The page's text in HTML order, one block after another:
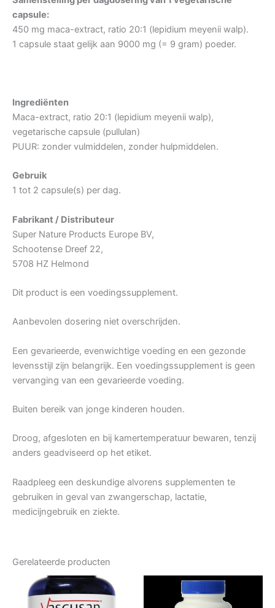
capsule:
450 mg maca-extract, ratio 20:1 (lepidium meyenii walp).
1 capsule staat gelijk aan 9000 mg (= 9 gram) poeder.
Ingrediënten
Maca-extract, ratio 20:1 (lepidium meyenii walp),
vegetarische capsule (pullulan)
PUUR: zonder vulmiddelen, zonder hulpmiddelen.
Gebruik
1 tot 2 capsule(s) per dag.
Fabrikant / Distributeur
Super Nature Products Europe BV,
Schootense Dreef 22,
5708 HZ Helmond
Dit product is een voedingssupplement.
Aanbevolen dosering niet overschrijden.
Een gevarieerde, evenwichtige voeding en een gezonde
levensstijl zijn belangrijk. Een voedingssupplement is geen
vervanging van een gevarieerde voeding.
Buiten bereik van jonge kinderen houden.
Droog, afgesloten en bij kamertemperatuur bewaren, tenzij
anders geadviseerd op het etiket.
Raadpleeg een deskundige alvorens supplementen te
gebruiken in geval van zwangerschap, lactatie,
medicijngebruik en ziekte.
Gerelateerde producten